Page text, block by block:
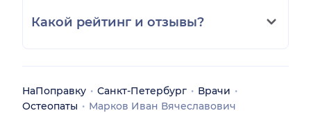
Какой рейтинг и отзывы?
НаПоправку Санкт-Петербург
Врачи
Остеопаты
Марков Иван Вячеславович